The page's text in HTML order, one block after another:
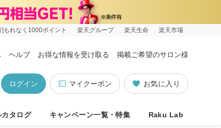
]もれなく1000ポイント 楽天グループ 楽天生命 楽天市場
ヘルプ お得な情報を受け取る 掲載ご希望のサロン様
お気に入り
マイクーポン
ログイン
カタログ キャンペーン一覧・特集 Raku Lab